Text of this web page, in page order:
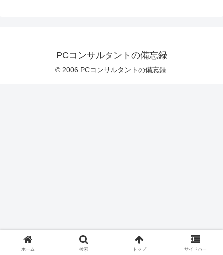
PCコンサルタントの備忘録
© 2006 PCコンサルタントの備忘録.
ホーム 検索 トップ サイドバー